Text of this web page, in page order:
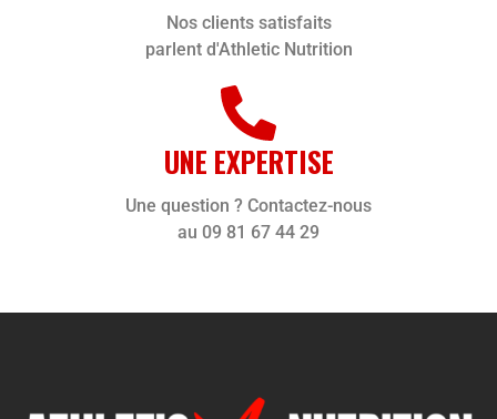
Nos clients satisfaits
parlent d'Athletic Nutrition
UNE EXPERTISE
Une question ? Contactez-nous
au 09 81 67 44 29